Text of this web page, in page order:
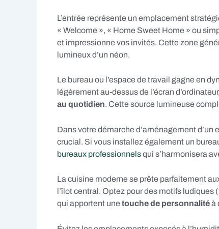
L’entrée représente un emplacement
« Welcome », « Home Sweet Home » ou
et impressionne vos invités. Cette zone
lumineux d’un néon.
Le bureau ou l’espace de travail gagne en
légèrement au-dessus de l’écran
au quotidien. Cette source lumineuse
Dans votre démarche d’aménagement
crucial. Si vous installez également un
bureaux professionnelsqui s’harmonisera
La cuisine moderne se prête parfaitement
l’îlot central. Optez pour des motifs
qui apportent une touche de personnalitéà